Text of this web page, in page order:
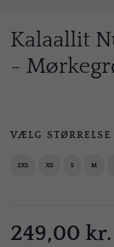
Kalaallit
-
VÆLG STØRRELSE
2XS XS S M
249,00 kr.